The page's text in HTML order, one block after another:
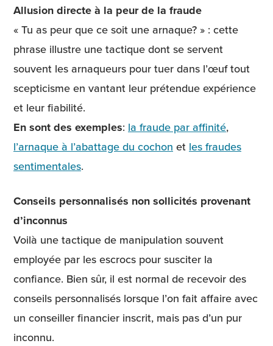
Allusion directe à la peur de la fraude
« Tu as peur que ce soit une arnaque? » : cette
phrase illustre une tactique dont se servent
souvent les arnaqueurs pour tuer dans l’œuf tout
scepticisme en vantant leur prétendue expérience
et leur fiabilité.
En sont des exemples: la fraude par affinité,
l’arnaque à l’abattage du cochon et les fraudes
sentimentales.
Conseils personnalisés non sollicités provenant
d’inconnus
Voilà une tactique de manipulation souvent
employée par les escrocs pour susciter la
confiance. Bien sûr, il est normal de recevoir des
conseils personnalisés lorsque l’on fait affaire avec
un conseiller financier inscrit, mais pas d’un pur
inconnu.